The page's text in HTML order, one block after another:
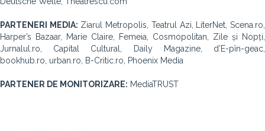
PARTENERI MEDIA: Ziarul Metropolis, Teatrul Azi, LiterNet, Scena.ro,
Harper’s Bazaar, Marie Claire, Femeia, Cosmopolitan, Zile și Nopți,
Jurnalul.ro, Capital Cultural, Daily Magazine, d’E-pîn-geac,
bookhub.ro, urban.ro, B-Critic.ro, Phoenix Media
PARTENER DE MONITORIZARE: MediaTRUST